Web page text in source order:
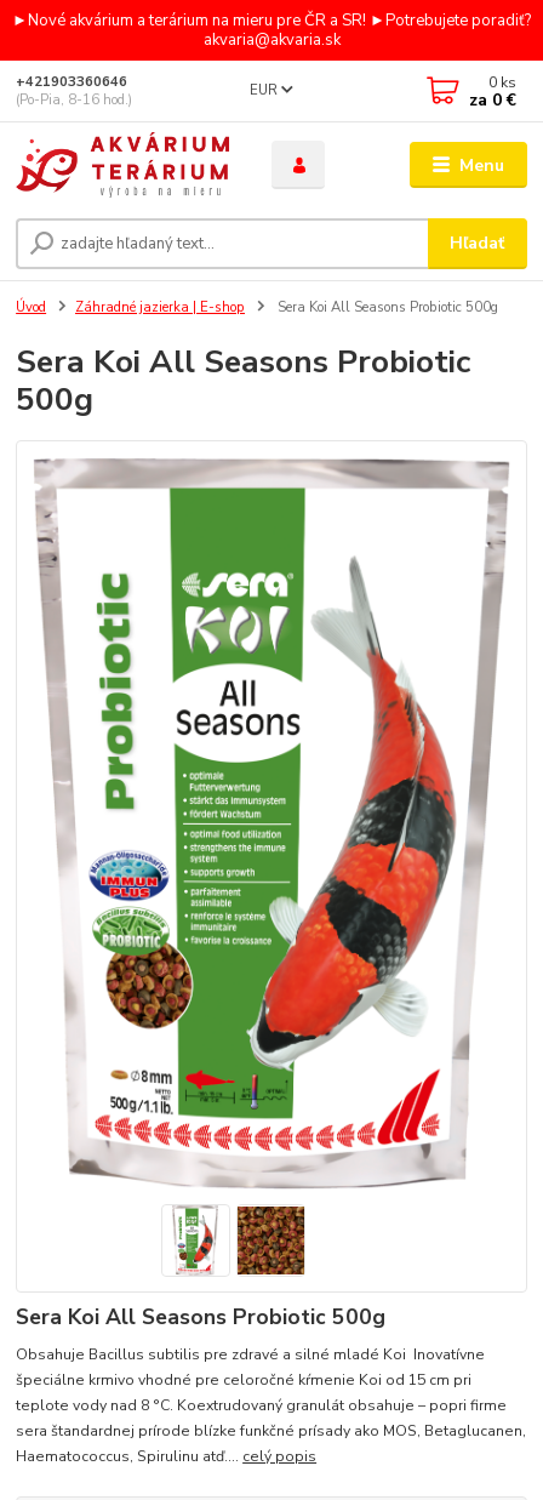
►Nové akvárium a terárium na mieru pre ČR a SR! ►Potrebujete poradiť?
akvaria@akvaria.sk
Menu
EUR
Hľadať
+421903360646
(Po-Pia, 8-16 hod.)
0 ks
za 0 €
Úvod Záhradné jazierka | E-shop Sera Koi All Seasons Probiotic 500g
Sera Koi All Seasons Probiotic
500g
Sera Koi All Seasons Probiotic 500g
Obsahuje Bacillus subtilis pre zdravé a silné mladé Koi Inovatívne
špeciálne krmivo vhodné pre celoročné kŕmenie Koi od 15 cm pri
teplote vody nad 8 °C. Koextrudovaný granulát obsahuje – popri firme
sera štandardnej prírode blízke funkčné prísady ako MOS, Betaglucanen,
Haematococcus, Spirulinu atď.... celý popis